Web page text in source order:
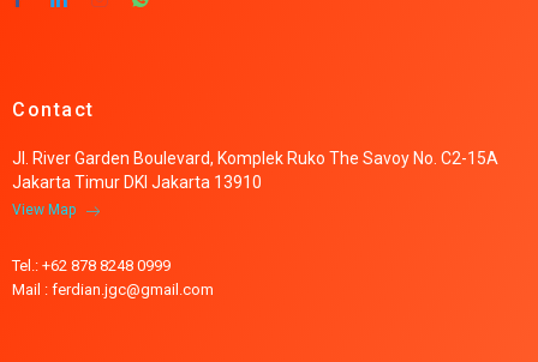
Contact
Jl. River Garden Boulevard, Komplek Ruko The Savoy No. C2-15A
Jakarta Timur DKI Jakarta 13910
View Map
Tel.: +62 878 8248 0999
Mail : ferdian.jgc@gmail.com